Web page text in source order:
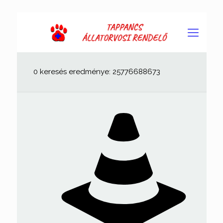
0 keresés eredménye: 25776688673